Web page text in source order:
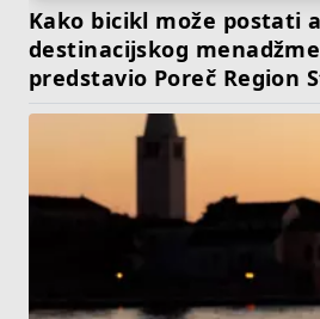
Kako bicikl može postati
destinacijskog
predstavio Poreč Region